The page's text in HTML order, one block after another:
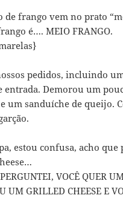
frango vem no prato
é…. MEIO FRANGO.
pedidos, incluindo
entrada. Demorou um
um sanduíche de queijo.
estou confusa, acho que
VOCÊ QUER
UM GRILLED CHEESE E